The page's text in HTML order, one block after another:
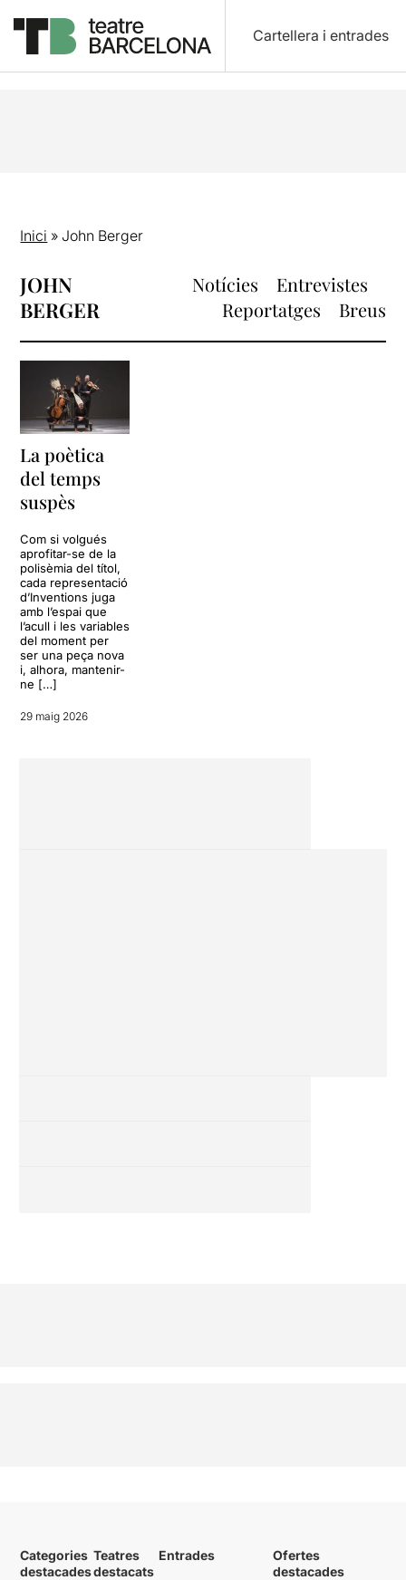
Cartellera i entrades
Inici » John Berger
JOHN
BERGER
Notícies
Entrevistes
Reportatges
Breus
La poètica
del temps
suspès
Com si volgués
aprofitar-se de la
polisèmia del títol,
cada representació
d’Inventions juga
amb l’espai que
l’acull i les variables
del moment per
ser una peça nova
i, alhora, mantenir-
ne […]
29 maig 2026
Categories
destacades
Teatres
destacats
Entrades
Ofertes
destacades